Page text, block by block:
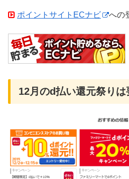
ポイントサイトECナビ への
12月のd払い還元祭りは